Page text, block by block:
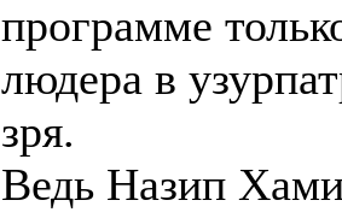
программе
людера в
зря.
Ведь Назип